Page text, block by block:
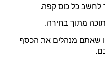
לחשב כל כוס קפה.
מתוך בחירה.
שאתם מנהלים את הכסף